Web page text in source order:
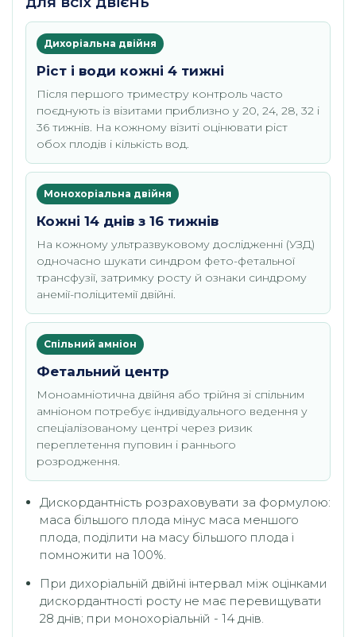
Дихоріальна двійня
Ріст і води кожні 4 тижні
Після першого триместру контроль часто
поєднують із візитами приблизно у 20, 24, 28, 32 і
36 тижнів. На кожному візиті оцінювати ріст
обох плодів і кількість вод.
Монохоріальна двійня
Кожні 14 днів з 16 тижнів
На кожному ультразвуковому дослідженні (УЗД)
одночасно шукати синдром фето-фетальної
трансфузії, затримку росту й ознаки синдрому
анемії-поліцитемії двійні.
Спільний амніон
Фетальний центр
Моноамніотична двійня або трійня зі спільним
амніоном потребує індивідуального ведення у
спеціалізованому центрі через ризик
переплетення пуповин і раннього
розродження.
Дискордантність розраховувати за формулою:
маса більшого плода мінус маса меншого
плода, поділити на масу більшого плода і
помножити на 100%.
При дихоріальній двійні інтервал між оцінками
дискордантності росту не має перевищувати
28 днів; при монохоріальній - 14 днів.